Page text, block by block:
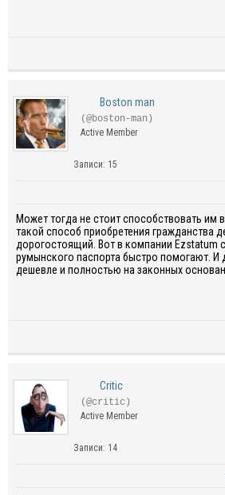
Boston man
(@boston-man)
Active Member
Записи: 15
Может тогда не стоит способствовать им
такой способ приобретения гражданства
дорогостоящий. Вот в компании Ezstatum
румынского паспорта быстро помогают. И
дешевле и полностью на законных
Critic
(@critic)
Active Member
Записи: 14